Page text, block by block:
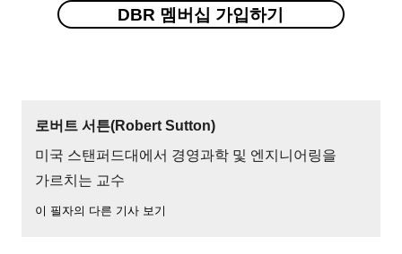
DBR 멤버십 가입하기
로버트 서튼(Robert Sutton)
미국 스탠퍼드대에서 경영과학 및 엔지니어링을
가르치는 교수
이 필자의 다른 기사 보기